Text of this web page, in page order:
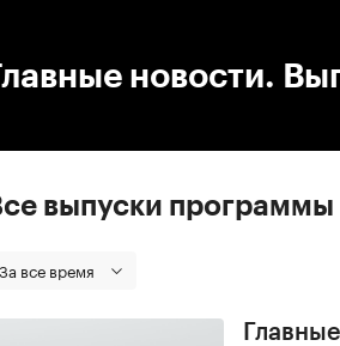
новости.
выпуски программы
За все время